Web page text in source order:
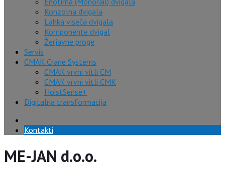
Konzolna dvigala
Lahka viseča dvigala
Komponente dvigal
Žerjavne proge
Servis
CMAK Crane Systems
CMAK vrvni vitli CM
CMAK vrvni vitli CMK
HoistSense+
Digitalna transformacija
Kontakti
ME-JAN d.o.o.